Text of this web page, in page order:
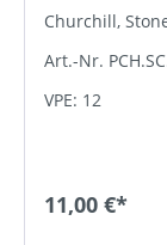
Churchill,
Art.-Nr.
VPE: 12
11,00 €*